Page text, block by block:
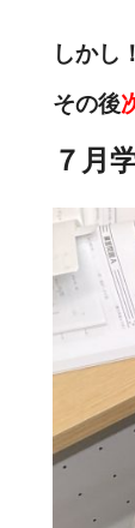
しかし！
その後
７月